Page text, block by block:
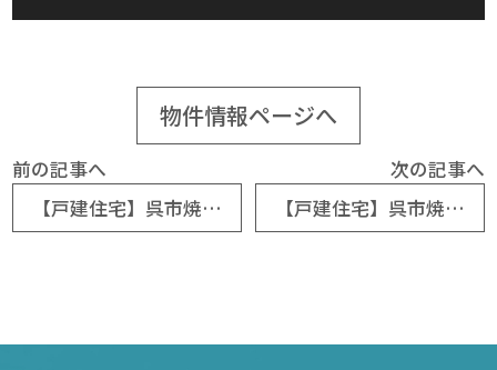
物件情報ページへ
前の記事へ
【戸建住宅】呉市焼山桜ヶ丘2丁目
次の記事へ
【戸建住宅】呉市焼山桜ヶ丘3丁目